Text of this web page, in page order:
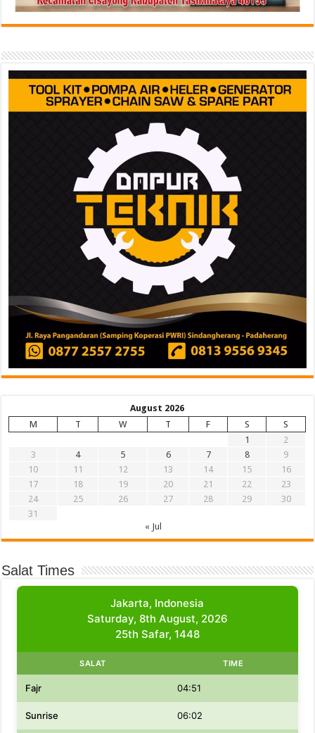
August 2026
M
T W T F S
S
1
2
3
4 5 6 7 8
9
10
11 12 13 14 15
16
17
18 19 20 21 22
23
24
25 26 27 28 29
30
31
« Jul
Salat Times
Jakarta, Indonesia
Saturday, 8th August, 2026
25th Safar, 1448
SALAT TIME
Fajr 04:51
Sunrise 06:02